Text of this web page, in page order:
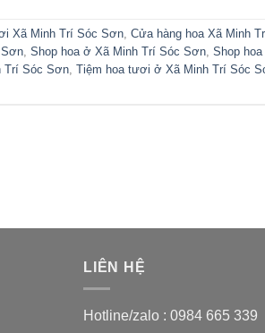
Xã Minh Trí Sóc Sơn, Cửa hàng hoa Xã Minh
, Shop hoa ở Xã Minh Trí Sóc Sơn, Shop
Trí Sóc Sơn, Tiệm hoa tươi ở Xã Minh Trí Sóc
LIÊN HỆ
Hotline/zalo : 0984 665 339